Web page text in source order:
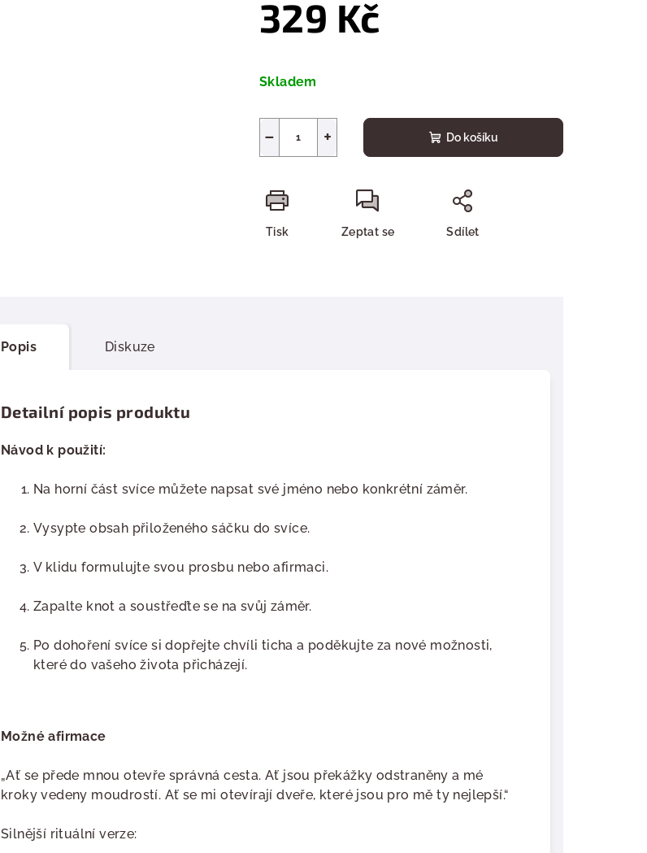
329 Kč
cena:
Skladem
+
− Do košíku
Tisk Zeptat se Sdílet
Popis Diskuze
Detailní popis produktu
Návod k použití:
Na horní část svíce můžete napsat své jméno nebo konkrétní záměr.
Vysypte obsah přiloženého sáčku do svíce.
V klidu formulujte svou prosbu nebo afirmaci.
Zapalte knot a soustřeďte se na svůj záměr.
Po dohoření svíce si dopřejte chvíli ticha a poděkujte za nové možnosti,
které do vašeho života přicházejí.
Možné afirmace
„Ať se přede mnou otevře správná cesta. Ať jsou překážky odstraněny a mé
kroky vedeny moudrostí. Ať se mi otevírají dveře, které jsou pro mě ty nejlepší.“
Silnější rituální verze: